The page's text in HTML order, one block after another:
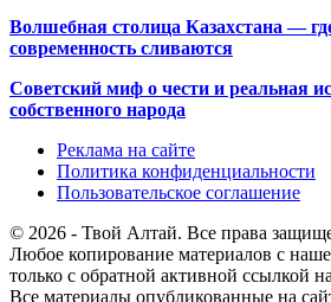
Волшебная столица Казахстана —
современность сливаются
Советский миф о чести и реальная
собственного народа
Реклама на сайте
Политика конфиденциальности
Пользовательское соглашение
© 2026 - Твой Алтай. Все права
Любое копирование материалов с
только с обратной активной ссылкой
Все материалы опубликованные на